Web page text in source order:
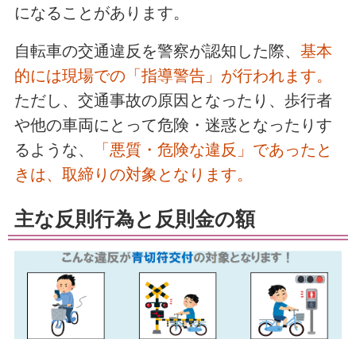
になることがあります。
自転車の交通違反を警察が認知した際、 基本
的には現場での「指導警告」が行われます。
ただし、交通事故の原因となったり、歩行者
や他の車両にとって危険・迷惑となったりす
るような、
「悪質・危険な違反」であったと
きは、取締りの対象となります。
主な反則行為と反則金の額